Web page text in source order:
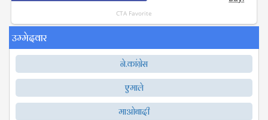
उम्मेदवार
ने.कांग्रेस
एमाले
माओबादी